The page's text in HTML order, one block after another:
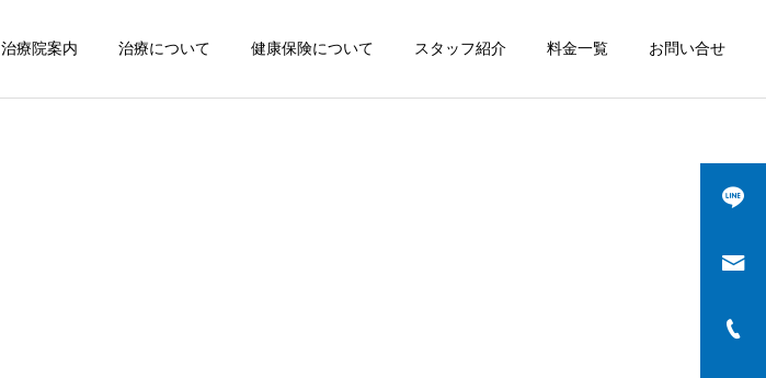
治療院案内 治療について 健康保険について スタッフ紹介 料金一覧 お問い合せ